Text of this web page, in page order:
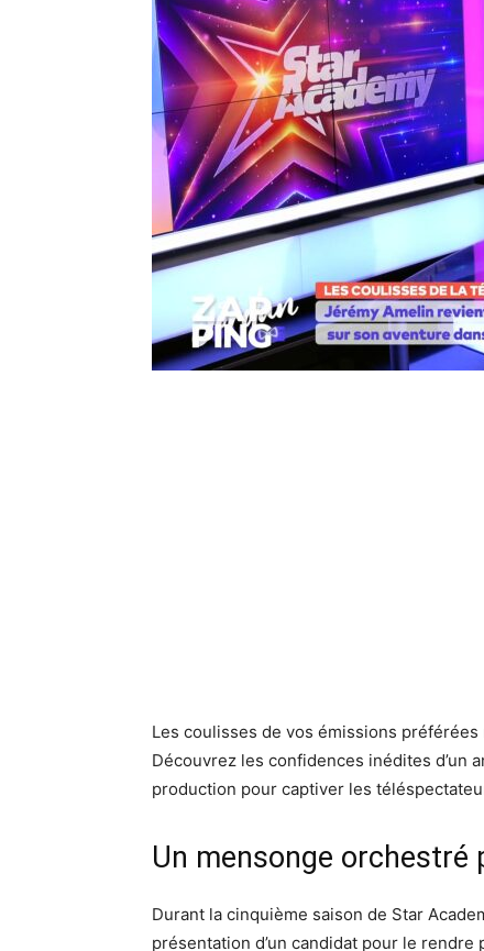
Les coulisses de vos émissions
Découvrez les confidences inédites d’un
production pour captiver les
Un mensonge orchestré
Durant la cinquième saison de Star
présentation d’un candidat pour le